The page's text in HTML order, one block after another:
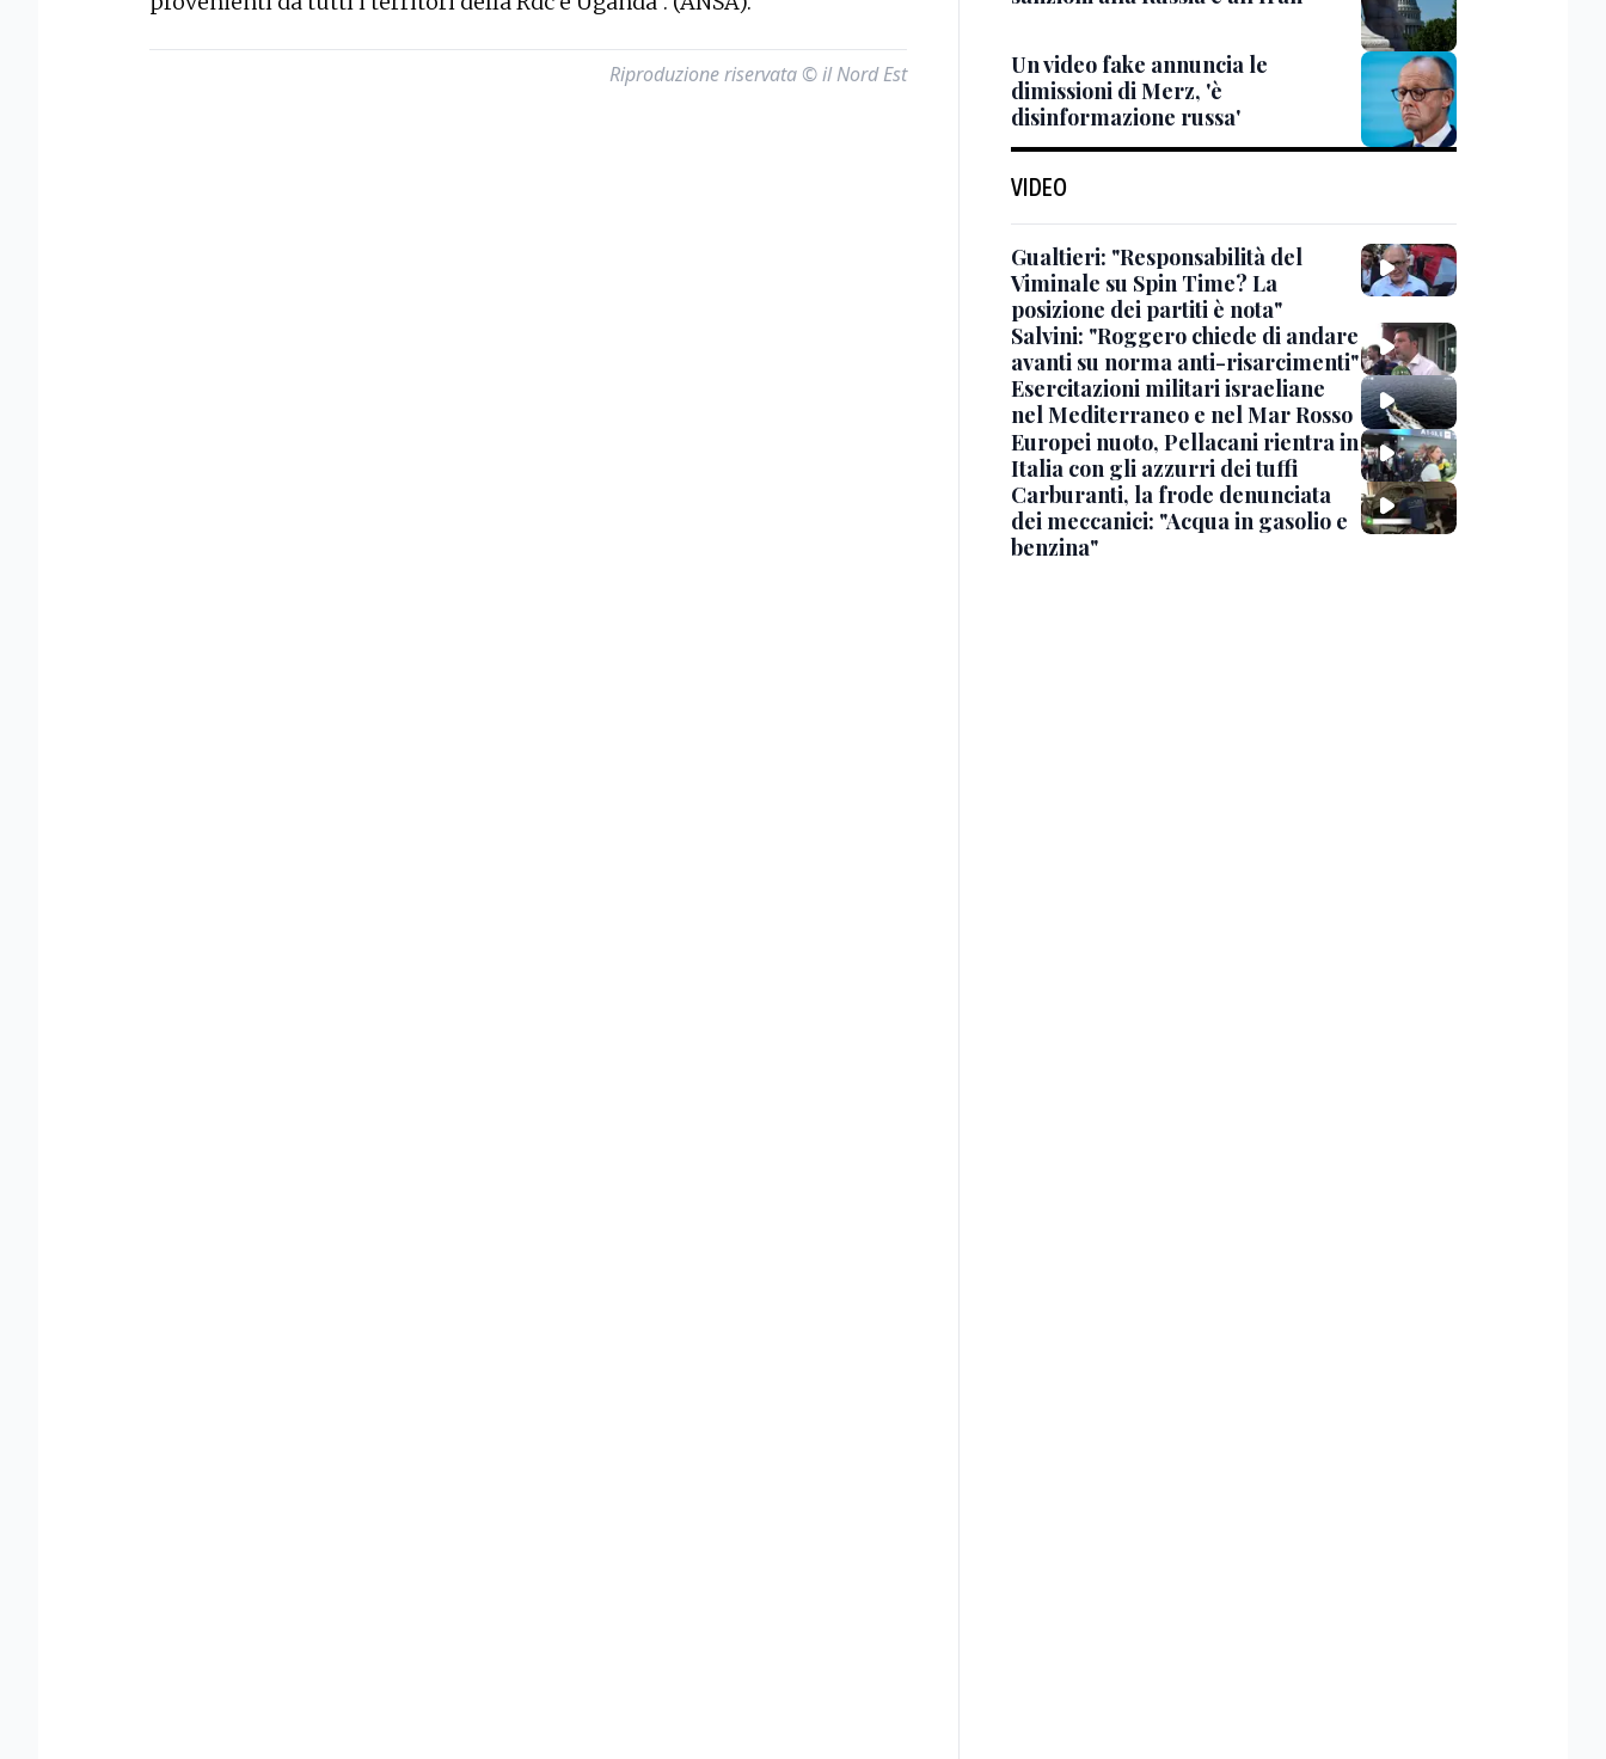
Riproduzione riservata © il Nord Est
Un video fake annuncia le
dimissioni di Merz, 'è
disinformazione russa'
VIDEO
Gualtieri: "Responsabilità del
Viminale su Spin Time? La
posizione dei partiti è nota"
Salvini: "Roggero chiede di andare
avanti su norma anti-risarcimenti"
Esercitazioni militari israeliane
nel Mediterraneo e nel Mar Rosso
Europei nuoto, Pellacani rientra in
Italia con gli azzurri dei tuffi
Carburanti, la frode denunciata
dei meccanici: "Acqua in gasolio e
benzina"